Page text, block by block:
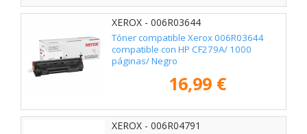
XEROX - 006R03644
Tóner compatible Xerox 006R03644
compatible con HP CF279A/ 1000
páginas/ Negro
16,99 €
XEROX - 006R04791